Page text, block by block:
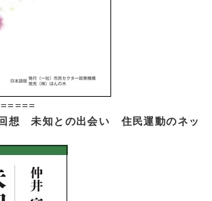
回想 未知との出会い 住民運動のネッ